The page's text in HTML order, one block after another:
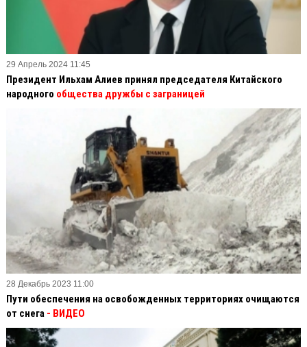
29 Апрель 2024 11:45
Президент Ильхам Алиев принял председателя Китайского
народного общества дружбы с заграницей
28 Декабрь 2023 11:00
Пути обеспечения на освобожденных территориях очищаются
от снега - ВИДЕО